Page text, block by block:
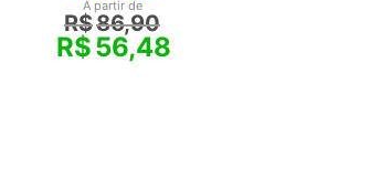
A partir de
R$86,90
R$56,48